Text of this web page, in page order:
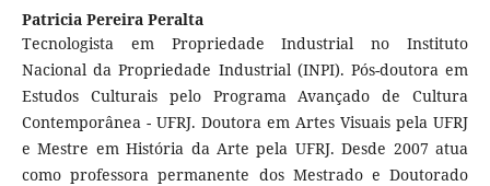
Patricia Pereira Peralta
Tecnologista em Propriedade Industrial no Instituto
Nacional da Propriedade Industrial (INPI). Pós-doutora em
Estudos Culturais pelo Programa Avançado de Cultura
Contemporânea - UFRJ. Doutora em Artes Visuais pela UFRJ
e Mestre em História da Arte pela UFRJ. Desde 2007 atua
como professora permanente dos Mestrado e Doutorado